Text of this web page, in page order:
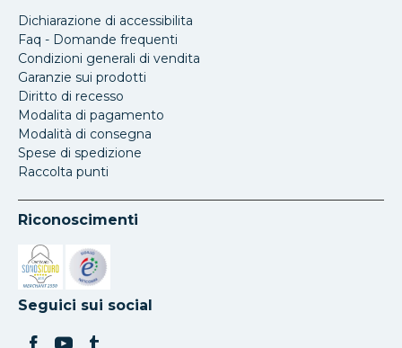
Dichiarazione di accessibilita
Faq - Domande frequenti
Condizioni generali di vendita
Garanzie sui prodotti
Diritto di recesso
Modalita di pagamento
Modalità di consegna
Spese di spedizione
Raccolta punti
Riconoscimenti
Si apre in una nuova scheda
Si apre in una nuova scheda
Seguici sui social